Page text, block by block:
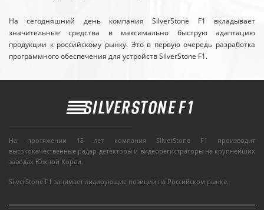
На сегодняшний день компания SilverStone F1 вкладывает
значительные средства в максимально быструю адаптацию
продукции к российскому рынку. Это в первую очередь разработка
программного обеспечения для устройств SilverStone F1.
На протяжении 15 лет компания SilverStone F1 производит
высококачественные радар-детекторы и видеорегистраторы на крупнейших
заводах Южной Кореи.
SilverStone F1 занимает лидирующие позиции на Российском рынке.